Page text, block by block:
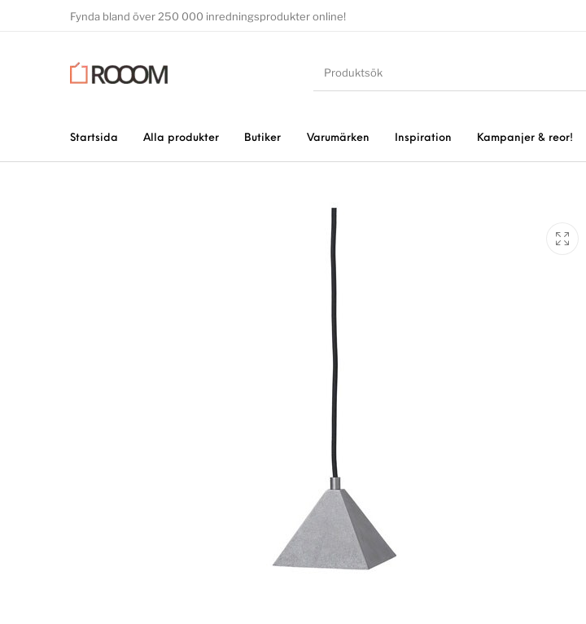
Fynda bland över 250 000 inredningsprodukter online!
Startsida Alla produkter Butiker Varumärken Inspiration Kampanjer & reor!